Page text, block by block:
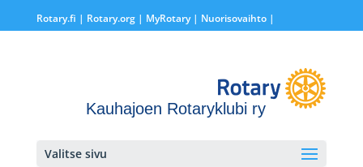
Rotary.fi | Rotary.org| MyRotary | Nuorisovaihto|
Kauhajoen Rotaryklubi ry
Valitse sivu